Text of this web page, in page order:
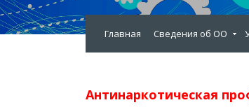
Главная Сведения об ОО
Антинаркотическая